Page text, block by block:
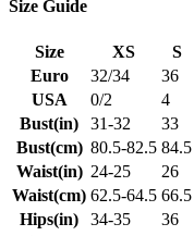
Size Guide
Size XS S
Euro
32/34 36
USA
0/2 4
Bust(in)
31-32 33
Bust(cm) 80.5-82.5 84.5
Waist(in) 24-25 26
Waist(cm) 62.5-64.5 66.5
Hips(in)
34-35 36